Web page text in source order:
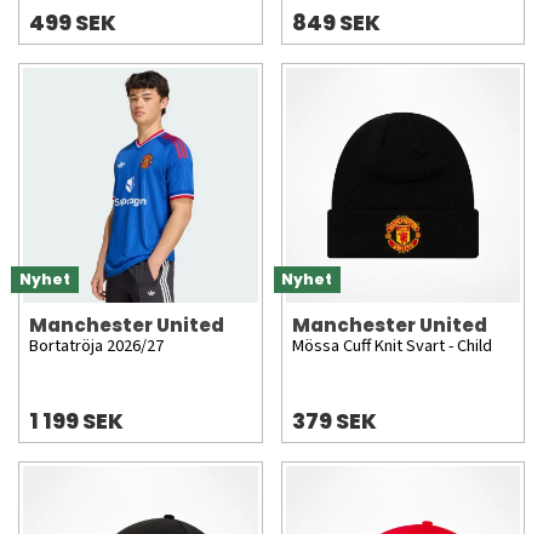
499 SEK 849 SEK
Nyhet
Manchester United
Bortatröja 2026/27
1 199 SEK
Nyhet
Manchester United
Mössa Cuff Knit Svart - Child
379 SEK